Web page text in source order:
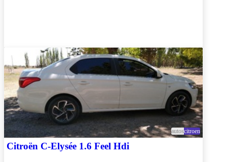
autoscitroen
Citroën C-Elysée 1.6 Feel Hdi